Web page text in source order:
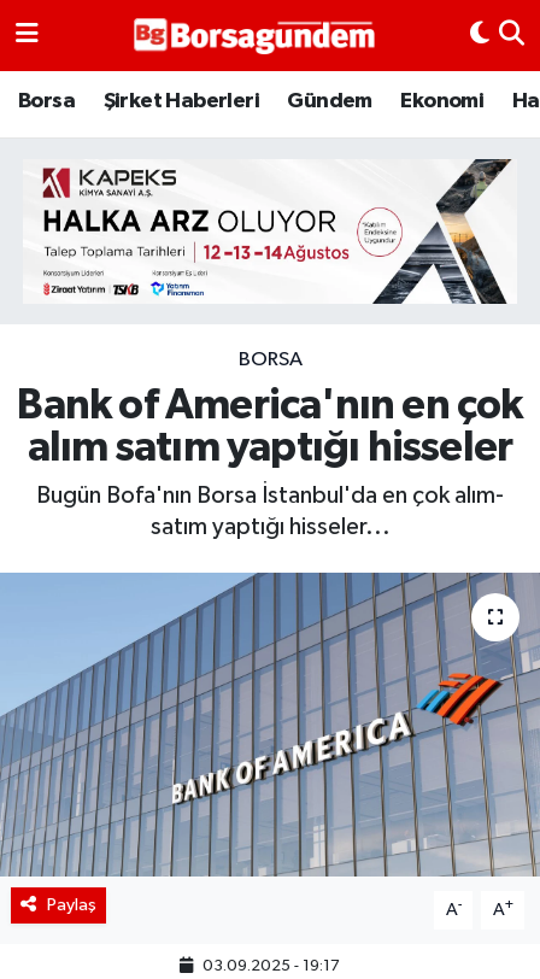
Borsa Şirket Haberleri Gündem Ekonomi
BORSA
Bank of America'nın en çok
alım satım yaptığı hisseler
Bugün Bofa'nın Borsa İstanbul'da en çok alım-
satım yaptığı hisseler...
Paylaş A- A+
03.09.2025 - 19:17
Borsa
Emtia
Galeri
Bitcoin
Şirket Haberleri
Borsa Gundem
BIST 100 Isı Haritası
Coin Isı Haritası
Ekonomik Takvim
Kiripto Para Piyasası
Gizlilik Sözleşmesi
Hakkımızda